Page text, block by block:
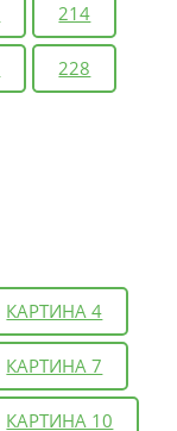
214
228
КАРТИНА 4
КАРТИНА 7
КАРТИНА 10